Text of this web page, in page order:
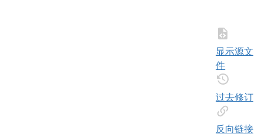
显示源文
件
过去修订
反向链接